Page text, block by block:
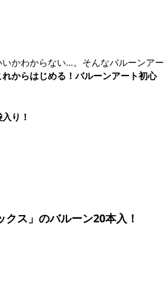
かわからない…。そんなバルーンアー
れからはじめる！バルーンアート初心
り！
ス」のバルーン20本入！